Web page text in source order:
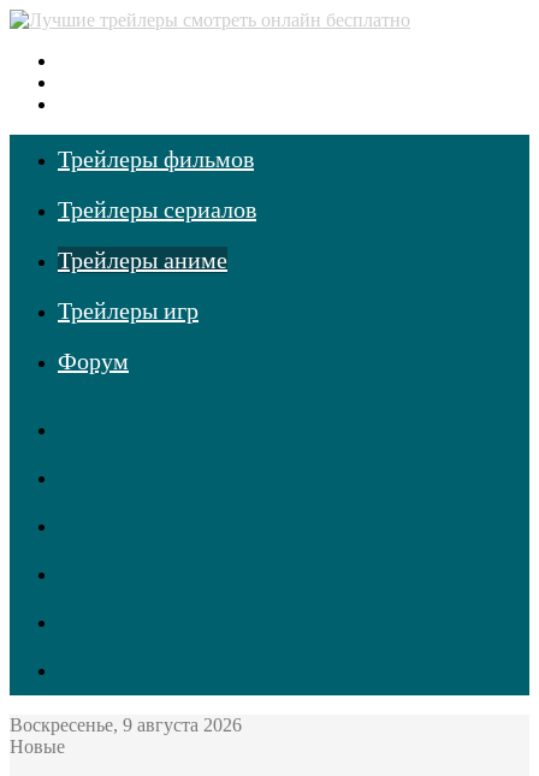
Трейлеры фильмов
Трейлеры сериалов
Трейлеры аниме
Трейлеры игр
Форум
Воскресенье, 9 августа 2026
Новые